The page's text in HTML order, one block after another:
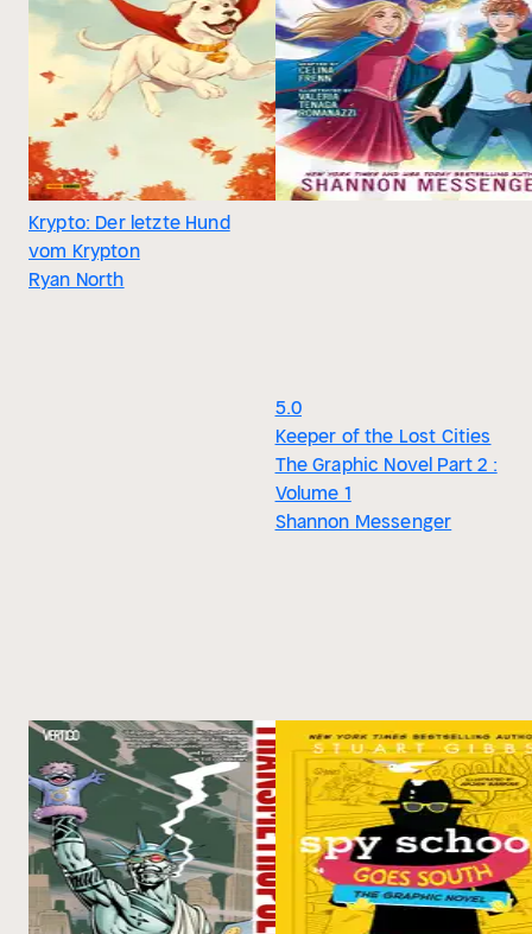
Krypto: Der letzte Hund
vom Krypton
Ryan North
5.0
Keeper of the Lost Cities
The Graphic Novel Part 2 :
Volume 1
Shannon Messenger